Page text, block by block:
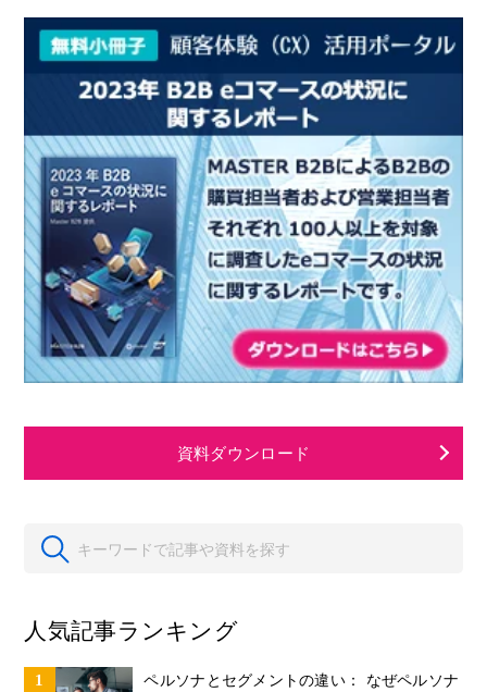
資料ダウンロード
人気記事ランキング
ペルソナとセグメントの違い： なぜペルソナ